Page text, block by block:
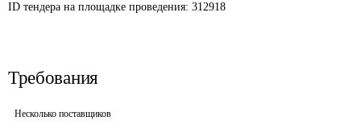
ID тендера на площадке проведения: 312918
Требования
Несколько поставщиков